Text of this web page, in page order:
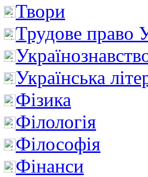
Твори
Трудове право
Українська
Фізика
Філологія
Філософія
Фінанси